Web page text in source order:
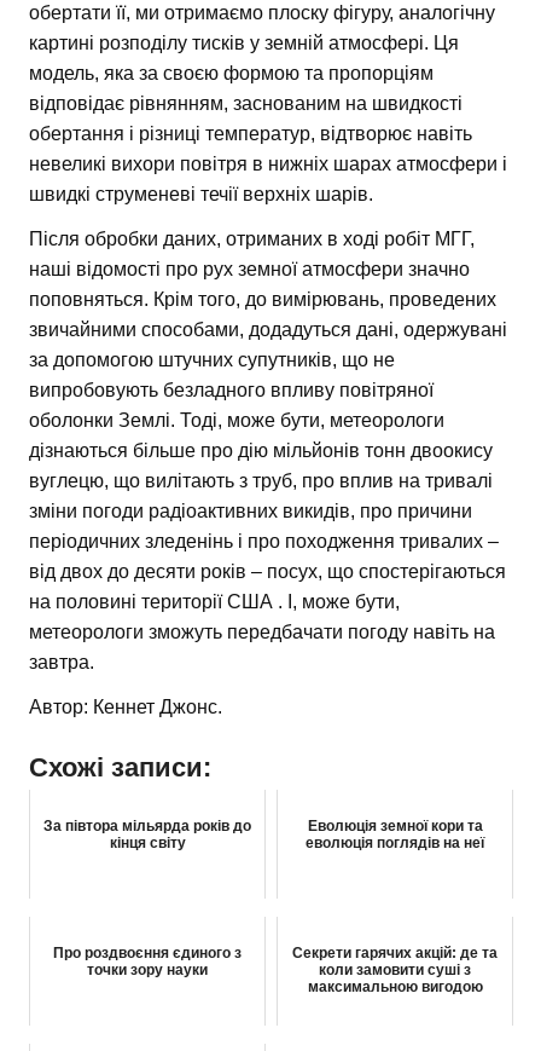
обертати її, ми отримаємо плоску фігуру, аналогічну
картині розподілу тисків у земній атмосфері. Ця
модель, яка за своєю формою та пропорціям
відповідає рівнянням, заснованим на швидкості
обертання і різниці температур, відтворює навіть
невеликі вихори повітря в нижніх шарах атмосфери і
швидкі струменеві течії верхніх шарів.
Після обробки даних, отриманих в ході робіт МГГ,
наші відомості про рух земної атмосфери значно
поповняться. Крім того, до вимірювань, проведених
звичайними способами, додадуться дані, одержувані
за допомогою штучних супутників, що не
випробовують безладного впливу повітряної
оболонки Землі. Тоді, може бути, метеорологи
дізнаються більше про дію мільйонів тонн двоокису
вуглецю, що вилітають з труб, про вплив на тривалі
зміни погоди радіоактивних викидів, про причини
періодичних зледенінь і про походження тривалих –
від двох до десяти років – посух, що спостерігаються
на половині території США . І, може бути,
метеорологи зможуть передбачати погоду навіть на
завтра.
Автор: Кеннет Джонс.
Схожі записи:
За півтора мільярда років до
кінця світу
Еволюція земної кори та
еволюція поглядів на неї
Про роздвоєння єдиного з
точки зору науки
Секрети гарячих акцій: де та
коли замовити суші з
максимальною вигодою